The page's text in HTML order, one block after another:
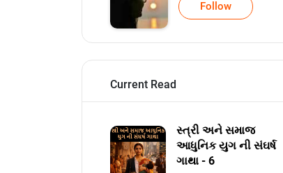
Follow
Current Read
સ્ત્રી અને સમાજ
આધુનિક યુગ ની સંઘર્ષ
ગાથા - 6